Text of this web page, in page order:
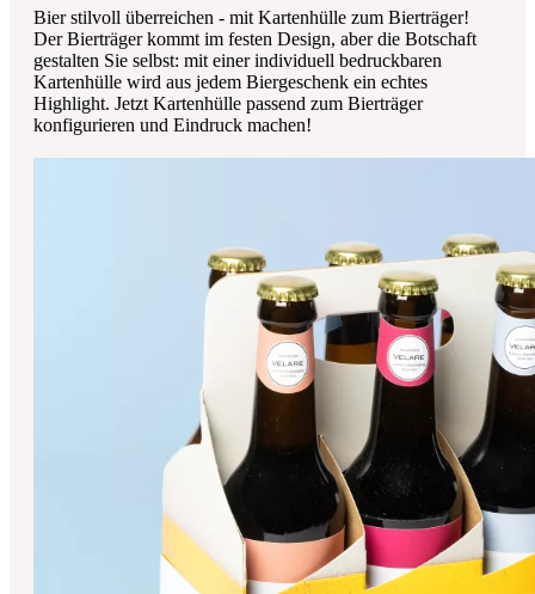
Bier stilvoll überreichen - mit Kartenhülle zum Bierträger!
Der Bierträger kommt im festen Design, aber die Botschaft
gestalten Sie selbst: mit einer individuell bedruckbaren
Kartenhülle wird aus jedem Biergeschenk ein echtes
Highlight. Jetzt Kartenhülle passend zum Bierträger
konfigurieren und Eindruck machen!